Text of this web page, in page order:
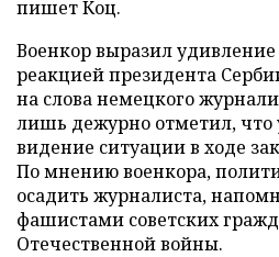
пишет Коц.
Военкор выразил
реакцией президента
на слова немецкого
лишь дежурно отметил, что
видение ситуации в ходе
По мнению военкора,
осадить журналиста,
фашистами советских
Отечественной войны.